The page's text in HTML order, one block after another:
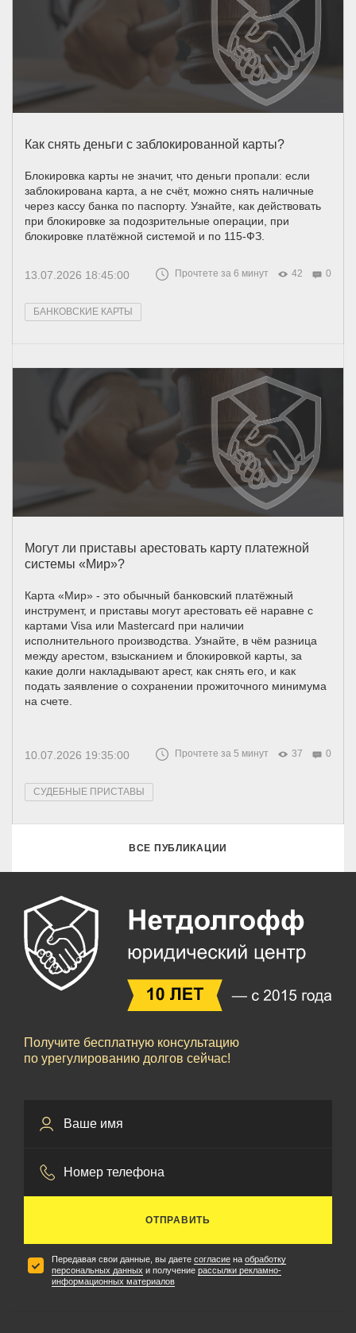
Как снять деньги с заблокированной карты?
Блокировка карты не значит, что деньги пропали: если
заблокирована карта, а не счёт, можно снять наличные
через кассу банка по паспорту. Узнайте, как действовать
при блокировке за подозрительные операции, при
блокировке платёжной системой и по 115-ФЗ.
13.07.2026 18:45:00 Прочтете за 6 минут 42 0
БАНКОВСКИЕ КАРТЫ
Могут ли приставы арестовать карту платежной
системы «Мир»?
Карта «Мир» - это обычный банковский платёжный
инструмент, и приставы могут арестовать её наравне с
картами Visa или Mastercard при наличии
исполнительного производства. Узнайте, в чём разница
между арестом, взысканием и блокировкой карты, за
какие долги накладывают арест, как снять его, и как
подать заявление о сохранении прожиточного минимума
на счете.
10.07.2026 19:35:00 Прочтете за 5 минут 37 0
СУДЕБНЫЕ ПРИСТАВЫ
ВСЕ ПУБЛИКАЦИИ
Получите бесплатную консультацию
по урегулированию долгов сейчас!
ОТПРАВИТЬ
Передавая свои данные, вы даете согласие на обработку
персональных данных и получение рассылки рекламно-
информационных материалов